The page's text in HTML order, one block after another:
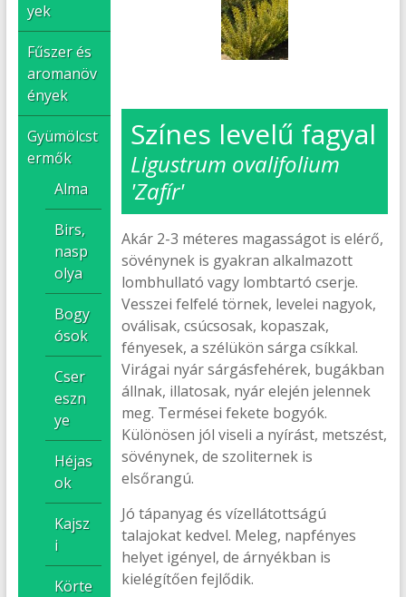
Színes levelű fagyal
Ligustrum ovalifolium
'Zafír'
Akár 2-3 méteres magasságot is elérő,
sövénynek is gyakran alkalmazott
lombhullató vagy lombtartó cserje.
Vesszei felfelé törnek, levelei nagyok,
oválisak, csúcsosak, kopaszak,
fényesek, a szélükön sárga csíkkal.
Virágai nyár sárgásfehérek, bugákban
állnak, illatosak, nyár elején jelennek
meg. Termései fekete bogyók.
Különösen jól viseli a nyírást, metszést,
sövénynek, de szoliternek is
elsőrangú.
Jó tápanyag és vízellátottságú
talajokat kedvel. Meleg, napfényes
helyet igényel, de árnyékban is
kielégítően fejlődik.
yek
Fűszer és
aromanöv
ények
Gyümölcst
ermők
Alma
Birs,
nasp
olya
Bogy
ósok
Cser
eszn
ye
Héjas
ok
Kajsz
i
Körte